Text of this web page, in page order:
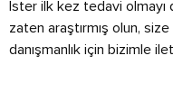
İster ilk kez tedavi olmayı
zaten araştırmış olun, size
danışmanlık için bizimle